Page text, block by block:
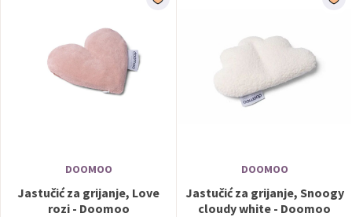
DOOMOO
Jastučić za grijanje, Love
rozi - Doomoo
DOOMOO
Jastučić za grijanje, Snoogy
cloudy white - Doomoo